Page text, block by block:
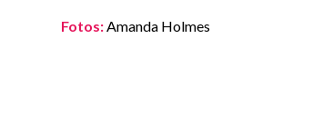
Fotos: Amanda Holmes